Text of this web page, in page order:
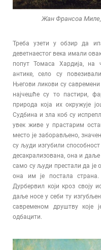
Жан Франсоа Миле,
Треба узети у обзир да
деветнаестог века имали
попут Томаса Хардија, на
антике, село су
Његови ликови су
најчешће су то пастири,
природа која их окружује
Судбина и зла коб су
увек живе у прастарим
место је заборављено,
су људи изгубили
десакрализована, она и
само су људи престали да је
она им је постала
Дурбервил који кроз своју
даље носе у себи ту
савременом друштву које
одбацити.